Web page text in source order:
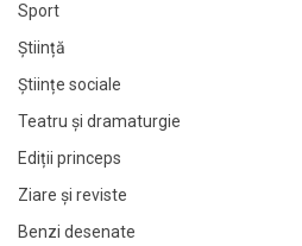
Sport
Știință
Științe sociale
Teatru și dramaturgie
Ediții princeps
Ziare şi reviste
Benzi desenate